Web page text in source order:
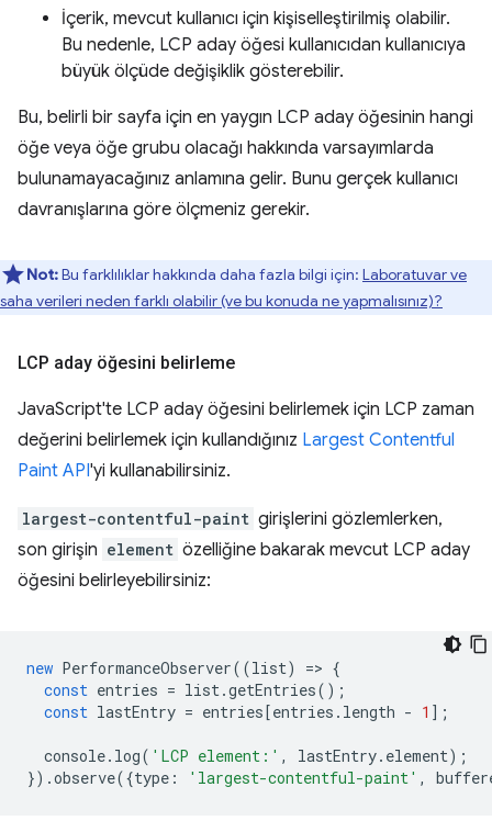
İçerik, mevcut kullanıcı için kişiselleştirilmiş olabilir.
Bu nedenle, LCP aday öğesi kullanıcıdan kullanıcıya
büyük ölçüde değişiklik gösterebilir.
Bu, belirli bir sayfa için en yaygın LCP aday öğesinin hangi
öğe veya öğe grubu olacağı hakkında varsayımlarda
bulunamayacağınız anlamına gelir. Bunu gerçek kullanıcı
davranışlarına göre ölçmeniz gerekir.
Not:Bu farklılıklar hakkında daha fazla bilgi için: Laboratuvar ve
saha verileri neden farklı olabilir (ve bu konuda ne yapmalısınız)?
LCP aday öğesini belirleme
JavaScript'te LCP aday öğesini belirlemek için LCP zaman
değerini belirlemek için kullandığınız Largest Contentful
Paint API'yi kullanabilirsiniz.
largest-contentful-paint girişlerini gözlemlerken,
son girişin element özelliğine bakarak mevcut LCP aday
öğesini belirleyebilirsiniz:
new PerformanceObserver((list) => {
const entries = list .getEntries();
const lastEntry = entries[entries . length - 1 ];
console. log( 'LCP element:' , lastEntry. element);
}).observe({type : 'largest-contentful-paint' ,